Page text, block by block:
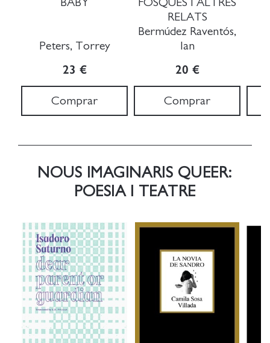
Peters, Torrey
23 €
Comprar
RELATS
Bermúdez Raventós,
Ian
20 €
Comprar
NOUS IMAGINARIS QUEER:
POESIA I TEATRE